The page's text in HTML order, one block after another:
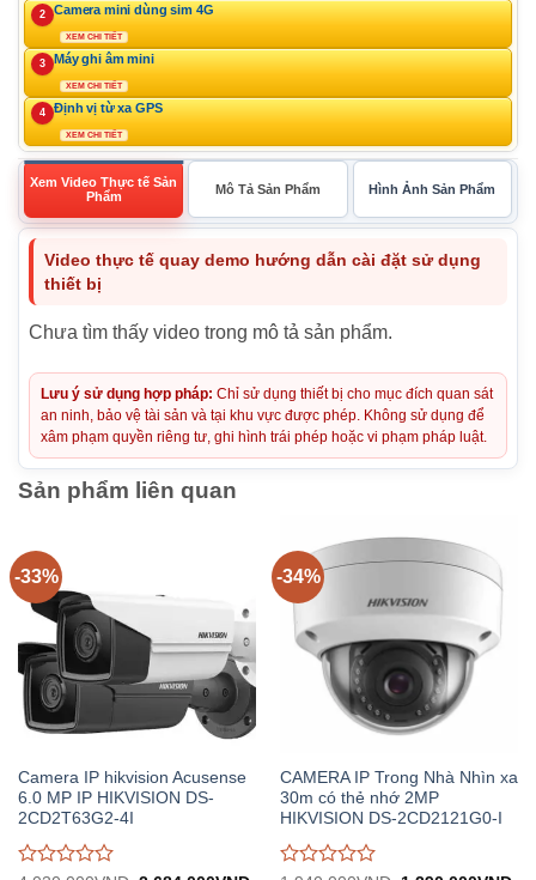
2 Camera mini dùng sim 4G
XEM CHI TIẾT
3 Máy ghi âm mini
XEM CHI TIẾT
4 Định vị từ xa GPS
XEM CHI TIẾT
Xem Video Thực tế Sản
Phẩm
Mô Tả Sản Phẩm Hình Ảnh Sản Phẩm
Video thực tế quay demo hướng dẫn cài đặt sử dụng
thiết bị
Chưa tìm thấy video trong mô tả sản phẩm.
Lưu ý sử dụng hợp pháp: Chỉ sử dụng thiết bị cho mục đích quan sát
an ninh, bảo vệ tài sản và tại khu vực được phép. Không sử dụng để
xâm phạm quyền riêng tư, ghi hình trái phép hoặc vi phạm pháp luật.
Sản phẩm liên quan
-33%
Camera IP hikvision Acusense
6.0 MP IP HIKVISION DS-
2CD2T63G2-4I
-34%
CAMERA IP Trong Nhà Nhìn xa
30m có thẻ nhớ 2MP
HIKVISION DS-2CD2121G0-I